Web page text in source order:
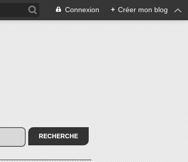
Connexion + Créer mon blog